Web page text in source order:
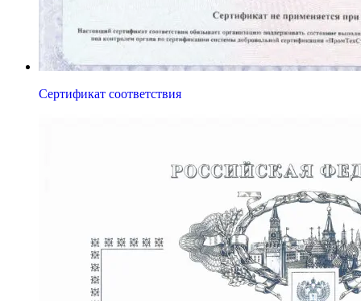
Сертификат соответствия